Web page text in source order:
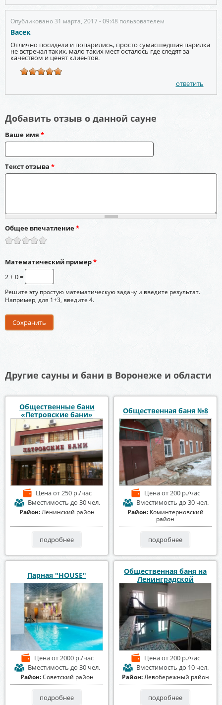
Опубликовано 31 марта, 2017 - 09:48 пользователем
Васек
Отлично посидели и попарились, просто сумасшедшая парилка
не встречал таких, мало таких мест осталось где следят за
качеством и ценят клиентов.
ответить
Добавить отзыв о данной сауне
Ваше имя *
Текст отзыва *
Общее впечатление*
Математический пример*
2 + 0 =
Решите эту простую математическую задачу и введите результат.
Например, для 1+3, введите 4.
Другие сауны и бани в Воронеже и области
Общественные бани
«Петровские бани»
Ценаот 250 р./час
Вместимость до 30 чел.
Район:Ленинский район
подробнее
Общественная баня №8
Ценаот 200 р./час
Вместимость до 30 чел.
Район: Коминтерновский
район
подробнее
Парная "HOUSE"
Ценаот 2000 р./час
Вместимость до 30 чел.
Район:Советский район
подробнее
Общественная баня на
Ленинградской
Ценаот 200 р./час
Вместимость до 10 чел.
Район:Левобережный район
подробнее